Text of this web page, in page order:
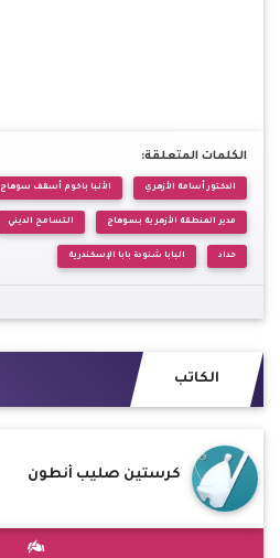
الكلمات المتعلقة:
الدكتور أسامة الأزهري الأنبا باخوم أسقف سوهاج
مدير المنطقة الأزهرية بسوهاج التسامح الديني
حداد البابا شنودة بابا الإسكندرية
الكاتب
كرستين صليب أنطون